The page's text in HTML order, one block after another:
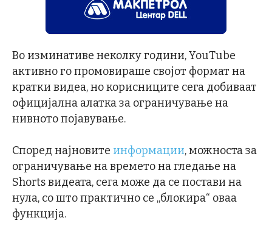
Во изминативе неколку години, YouTube
активно го промовираше својот формат на
кратки видеа, но корисниците сега добиваат
официјална алатка за ограничување на
нивното појавување.
Според најновите информации, можноста за
ограничување на времето на гледање на
Shorts видеата, сега може да се постави на
нула, со што практично се „блокира“ оваа
функција.